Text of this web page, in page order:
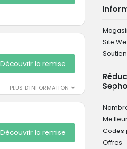
PLUS D'INFORMATION
Découvrir la remise
Découvrir la remise
Site
Soutien
Codes
Offres